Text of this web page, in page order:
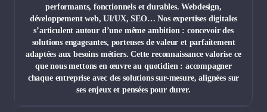
performants, fonctionnels et durables. Webdesign,
développement web, UI/UX, SEO… Nos expertises digitales
s’articulent autour d’une même ambition : concevoir des
solutions engageantes, porteuses de valeur et parfaitement
adaptées aux besoins métiers. Cette reconnaissance valorise ce
que nous mettons en œuvre au quotidien : accompagner
chaque entreprise avec des solutions sur-mesure, alignées sur
ses enjeux et pensées pour durer.